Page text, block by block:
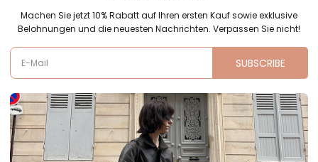
Machen Sie jetzt 10% Rabatt auf Ihren ersten Kauf sowie exklusive
Belohnungen und die neuesten Nachrichten. Verpassen Sie nicht!
E-Mail SUBSCRIBE